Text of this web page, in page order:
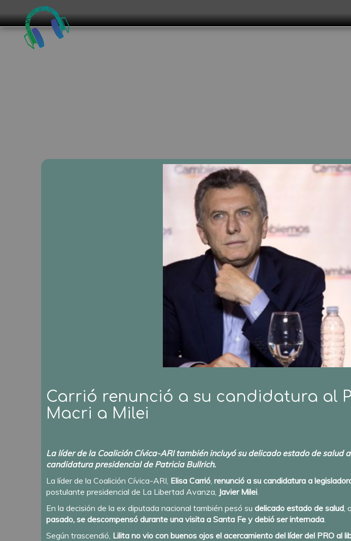
Carrió renunció a su candidatura al
Macri a Milei
La líder de la Coalición Cívica-ARI también incluyó su delicado estado de
candidatura presidencial de Patricia Bullrich.
La líder de la Coalición Cívica-ARI, Elisa Carrió ,renunció a su candidatura a
postulante presidencial de La Libertad Avanza, Javier Milei
En la decisión de la ex diputada nacional también pesó sudelicado estado de salud
pasado, se descompensó durante una visita a Santa Fe y debió ser internada
Según trascendió, Lilita no vio con buenos ojos el acercamiento del líder del PRO al